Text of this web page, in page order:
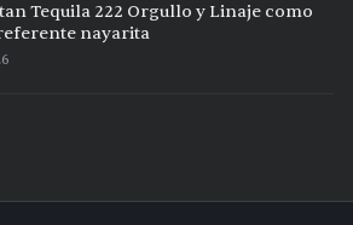
Tequila 222 Orgullo y Linaje como
nayarita